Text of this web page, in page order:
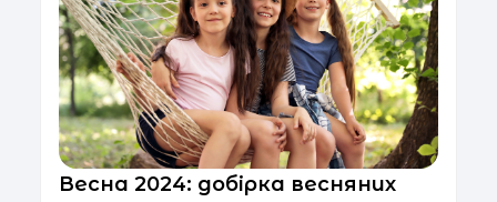
Весна 2024: добірка весняних